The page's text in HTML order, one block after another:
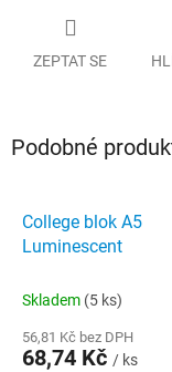
ZEPTAT SE
Podobné
College blok A5
Luminescent
Skladem (5 ks)
56,81 Kč bez DPH
68,74 Kč / ks